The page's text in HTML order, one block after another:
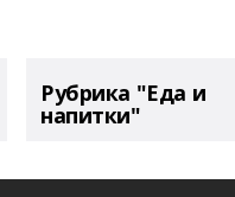
Рубрика "Еда и
напитки"